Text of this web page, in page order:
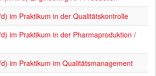
im Praktikum in der Qualitätskontrolle
im Praktikum in der Pharmaproduktion /
im Praktikum im Qualitätsmanagement